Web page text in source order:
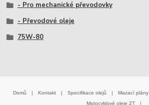
- Pro mechanické převodovky
- Převodové oleje
75W-80
Domů Kontakt Specifikace olejů Mazací plány
Motocyklové oleje 2T